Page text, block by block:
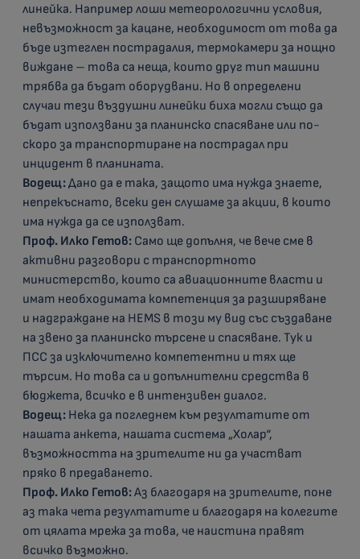
линейка. Например лоши метеорологични условия,
невъзможност за кацане, необходимост от това да
бъде изтеглен пострадалия, термокамери за нощно
виждане – това са неща, които друг тип машини
трябва да бъдат оборудвани. Но в определени
случаи тези въздушни линейки биха могли също да
бъдат използвани за планинско спасяване или по-
скоро за транспортиране на пострадал при
инцидент в планината.
Водещ:Дано да е така, защото има нужда знаете,
непрекъснато, всеки ден слушаме за акции, в които
има нужда да се използват.
Проф. Илко Гетов: Само ще допълня, че вече сме в
активни разговори с транспортното
министерство, които са авиационните власти и
имат необходимата компетенция за разширяване
и надграждане на HEMS в този му вид със създаване
на звено за планинско търсене и спасяване. Тук и
ПСС за изключително компетентни и тях ще
търсим. Но това са и допълнителни средства в
бюджета, всичко е в интензивен диалог.
Водещ: Нека да погледнем към резултатите от
нашата анкета, нашата система „Холар“,
възможността на зрителите ни да участват
пряко в предаването.
Проф. Илко Гетов:Аз благодаря на зрителите, поне
аз така чета резултатите и благодаря на колегите
от цялата мрежа за това, че наистина правят
всичко възможно.